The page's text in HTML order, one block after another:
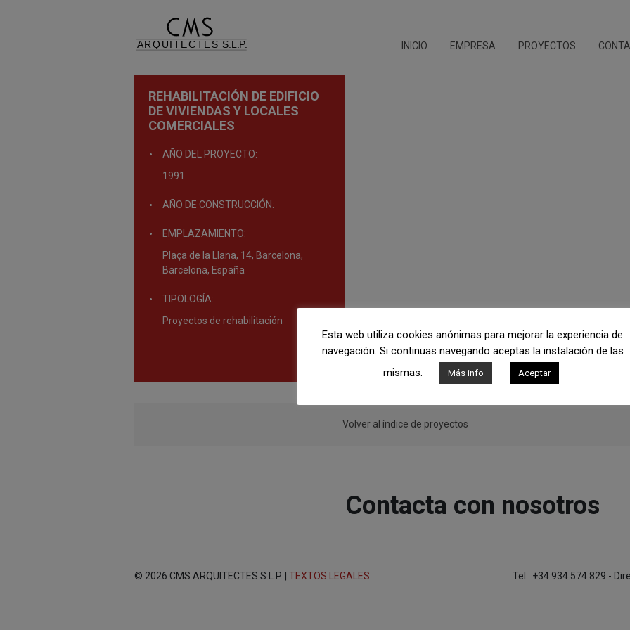
INICIO EMPRESA PROYECTOS
REHABILITACIÓN DE EDIFICIO
DE VIVIENDAS Y LOCALES
COMERCIALES
AÑO DEL PROYECTO:
1991
AÑO DE CONSTRUCCIÓN:
EMPLAZAMIENTO:
Plaça de la Llana, 14, Barcelona,
Barcelona, España
TIPOLOGÍA:
Proyectos de rehabilitación
Volver al índice de proyectos
Contacta con nosotros
© 2026 CMS ARQUITECTES S.L.P. | TEXTOS LEGALES Tel.: +34 934 574 829 -
Esta web utiliza cookies anónimas para mejorar la experiencia de
navegación. Si continuas navegando aceptas la instalación de las
mismas.
Más info Aceptar